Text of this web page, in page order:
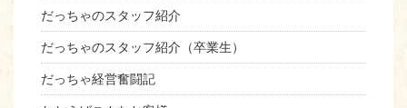
だっちゃのスタッフ紹介
だっちゃのスタッフ紹介（卒業生）
だっちゃ経営奮闘記